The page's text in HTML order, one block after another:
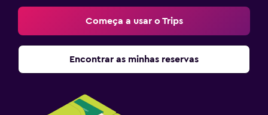
Começa a usar o Trips
Encontrar as minhas reservas